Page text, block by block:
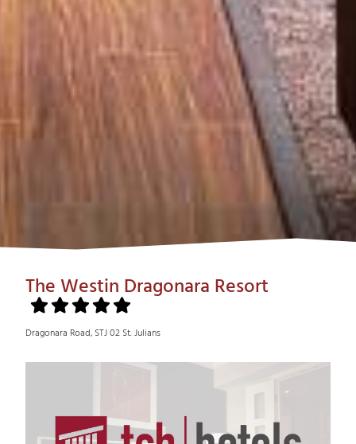
The Westin Dragonara Resort
Dragonara Road, STJ 02 St. Julians